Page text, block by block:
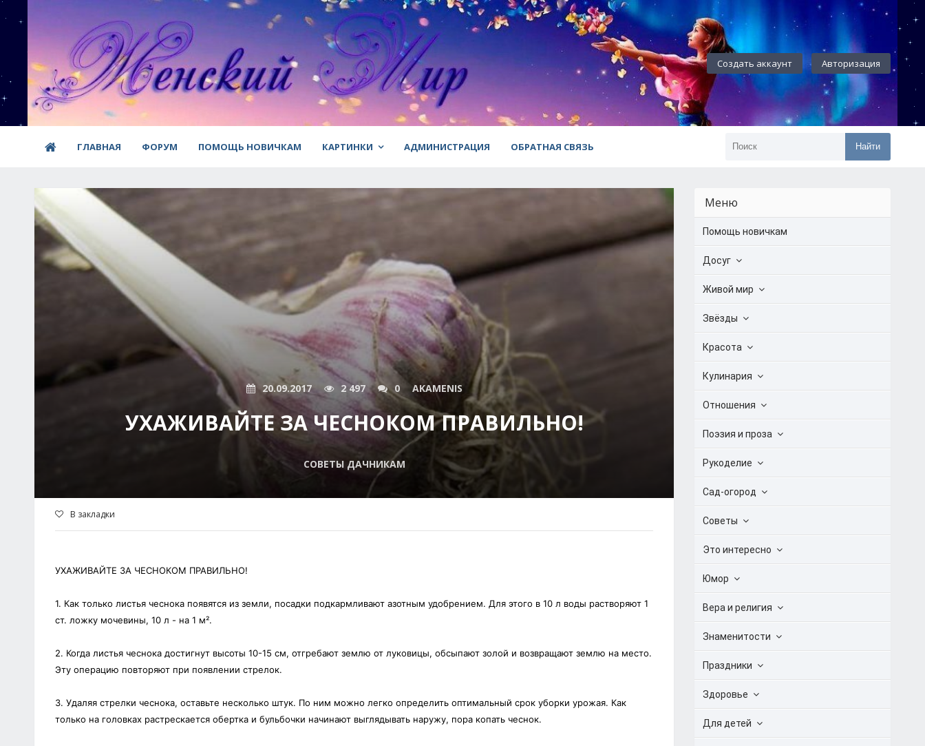
Создать аккаунт Авторизация
ГЛАВНАЯ ФОРУМ ПОМОЩЬ НОВИЧКАМ КАРТИНКИ АДМИНИСТРАЦИЯ ОБРАТНАЯ СВЯЗЬ Найти
20.09.2017 2 497 0 AKAMENIS
УХАЖИВАЙТЕ ЗА ЧЕСНОКОМ ПРАВИЛЬНО!
СОВЕТЫ ДАЧНИКАМ
В закладки
УХАЖИВАЙТЕ ЗА ЧЕСНОКОМ ПРАВИЛЬНО!
1. Как только листья чеснока появятся из земли, посадки подкармливают азотным удобрением. Для этого в 10 л воды растворяют 1
ст. ложку мочевины, 10 л - на 1 м².
2. Когда листья чеснока достигнут высоты 10-15 см, отгребают землю от луковицы, обсыпают золой и возвращают землю на место.
Эту операцию повторяют при появлении стрелок.
3. Удаляя стрелки чеснока, оставьте несколько штук. По ним можно легко определить оптимальный срок уборки урожая. Как
только на головках растрескается обертка и бульбочки начинают выглядывать наружу, пора копать чеснок.
Меню
Помощь новичкам
Досуг
Живой мир
Звёзды
Красота
Кулинария
Отношения
Поэзия и проза
Рукоделие
Сад-огород
Советы
Это интересно
Юмор
Вера и религия
Знаменитости
Праздники
Здоровье
Для детей